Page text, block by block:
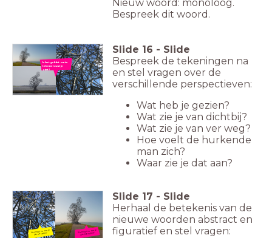
Nieuw woord: monoloog.
Bespreek dit woord.
Is het gelukt om te
tekenen wat je
ziet?
Slide 16 - Slide
Bespreek de tekeningen na
en stel vragen over de
verschillende perspectieven:
Wat heb je gezien?
Wat zie je van dichtbij?
Wat zie je van ver weg?
Hoe voelt de hurkende
man zich?
Waar zie je dat aan?
Wanneer noem je
iets figuratief?
Wanneer noem je
iets abstract?
Slide 17 - Slide
Herhaal de betekenis van de
nieuwe woorden abstract en
figuratief en stel vragen: